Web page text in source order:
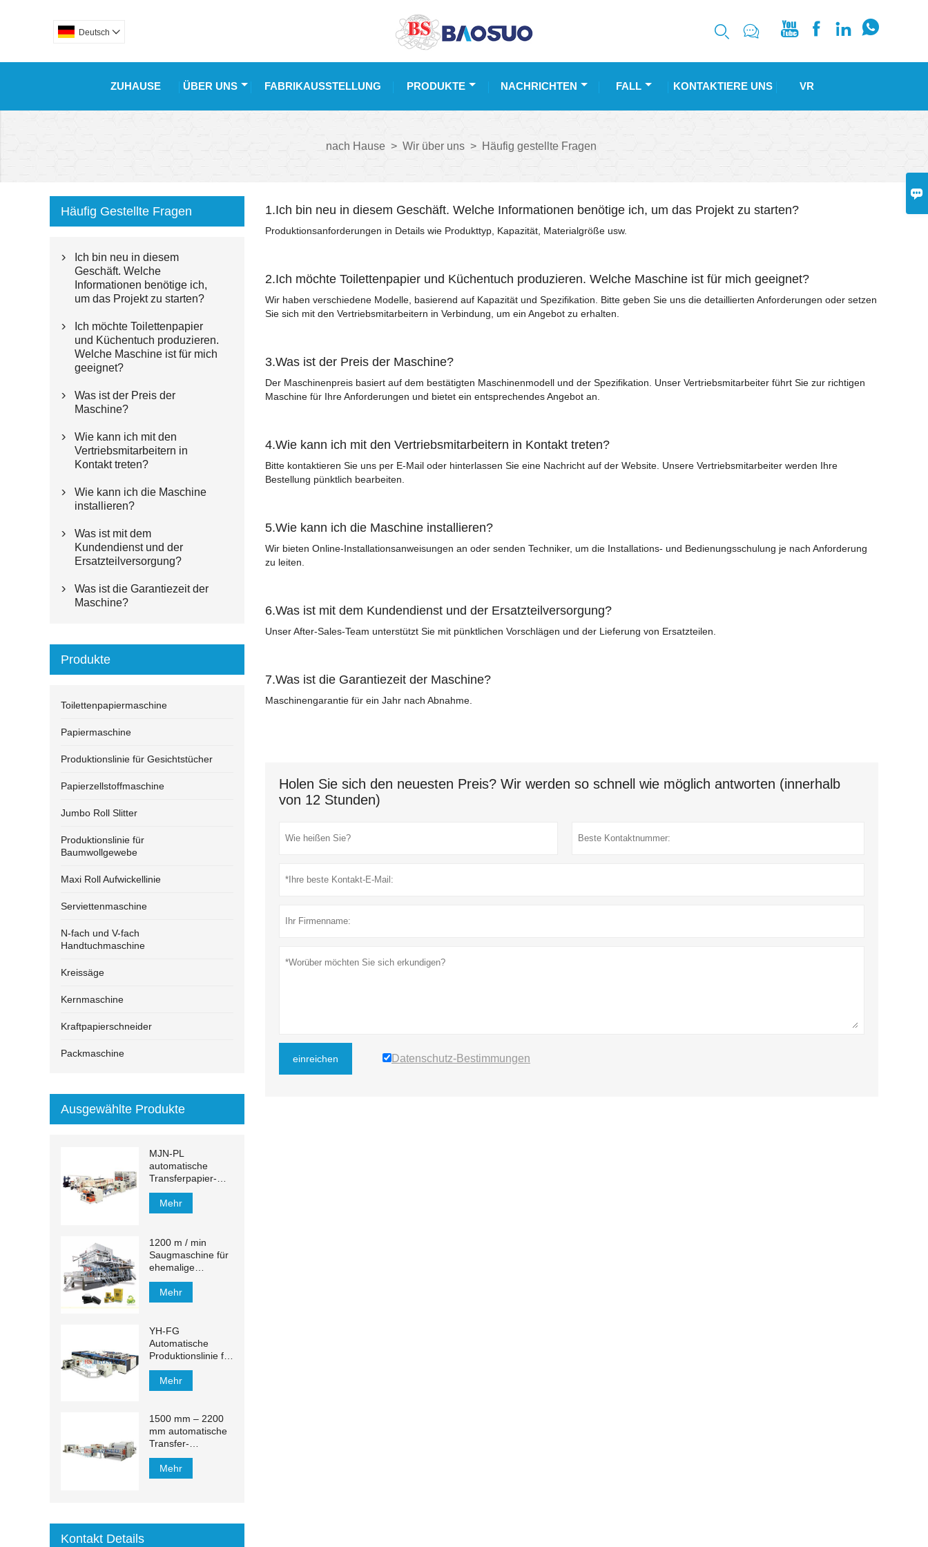

Deutsch       
ZUHAUSE ÜBER UNS FABRIKAUSSTELLUNG PRODUKTE NACHRICHTEN FALL KONTAKTIERE UNS VR
nach Hause > Wir über uns > Häufig gestellte Fragen
1.Ich bin neu in diesem Geschäft. Welche Informationen benötige ich, um das Projekt zu starten?
Produktionsanforderungen in Details wie Produkttyp, Kapazität, Materialgröße usw.
2.Ich möchte Toilettenpapier und Küchentuch produzieren. Welche Maschine ist für mich geeignet?
Wir haben verschiedene Modelle, basierend auf Kapazität und Spezifikation. Bitte geben Sie uns die detaillierten Anforderungen oder setzen
Sie sich mit den Vertriebsmitarbeitern in Verbindung, um ein Angebot zu erhalten.
3.Was ist der Preis der Maschine?
Der Maschinenpreis basiert auf dem bestätigten Maschinenmodell und der Spezifikation. Unser Vertriebsmitarbeiter führt Sie zur richtigen
Maschine für Ihre Anforderungen und bietet ein entsprechendes Angebot an.
4.Wie kann ich mit den Vertriebsmitarbeitern in Kontakt treten?
Bitte kontaktieren Sie uns per E-Mail oder hinterlassen Sie eine Nachricht auf der Website. Unsere Vertriebsmitarbeiter werden Ihre
Bestellung pünktlich bearbeiten.
5.Wie kann ich die Maschine installieren?
Wir bieten Online-Installationsanweisungen an oder senden Techniker, um die Installations- und Bedienungsschulung je nach Anforderung
zu leiten.
6.Was ist mit dem Kundendienst und der Ersatzteilversorgung?
Unser After-Sales-Team unterstützt Sie mit pünktlichen Vorschlägen und der Lieferung von Ersatzteilen.
7.Was ist die Garantiezeit der Maschine?
Maschinengarantie für ein Jahr nach Abnahme.
Holen Sie sich den neuesten Preis? Wir werden so schnell wie möglich antworten (innerhalb
von 12 Stunden)
einreichen Datenschutz-Bestimmungen
Häufig Gestellte Fragen

Ich bin neu in diesem
Geschäft. Welche
Informationen benötige ich,
um das Projekt zu starten?

Ich möchte Toilettenpapier
und Küchentuch produzieren.
Welche Maschine ist für mich
geeignet?

Was ist der Preis der
Maschine?

Wie kann ich mit den
Vertriebsmitarbeitern in
Kontakt treten?

Wie kann ich die Maschine
installieren?

Was ist mit dem
Kundendienst und der
Ersatzteilversorgung?

Was ist die Garantiezeit der
Maschine?
Produkte
Toilettenpapiermaschine
Papiermaschine
Produktionslinie für Gesichtstücher
Papierzellstoffmaschine
Jumbo Roll Slitter
Produktionslinie für
Baumwollgewebe
Maxi Roll Aufwickellinie
Serviettenmaschine
N-fach und V-fach
Handtuchmaschine
Kreissäge
Kernmaschine
Kraftpapierschneider
Packmaschine
Ausgewählte Produkte
MJN-PL
automatische
Transferpapier-
Handtuch-
Produktionslinie
Mehr
1200 m / min
Saugmaschine für
ehemalige
Gewebe
Mehr
YH-FG
Automatische
Produktionslinie für
Gesichtstücher
Mehr
1500 mm – 2200
mm automatische
Transfer-
Produktionslinie für
Kosmetiktücher
Mehr
Kontakt Details